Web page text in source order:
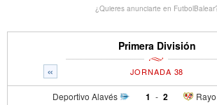
¿Quieres anunciarte en
Primera División
« JORNADA 38
Deportivo Alavés 1 - 2